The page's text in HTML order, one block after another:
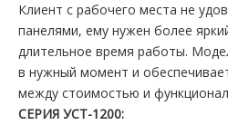
Клиент с рабочего места не
панелями, ему нужен более
длительное время работы.
в нужный момент и
между стоимостью и
СЕРИЯ УСТ-1200: